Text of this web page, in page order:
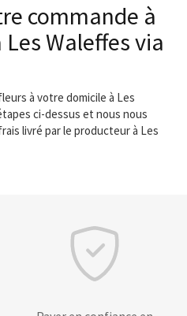
commande à
Waleffes via
à votre domicile à Les
ci-dessus et nous nous
livré par le producteur à Les